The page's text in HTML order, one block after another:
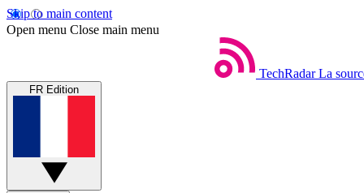
Skip to main content
Open menu Close main menu
TechRadar La
FR Edition